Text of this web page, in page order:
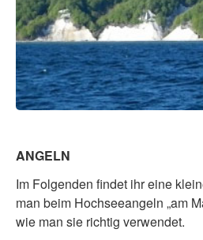
ANGELN
Im Folgenden findet ihr eine
man beim Hochseeangeln „am
wie man sie richtig verwendet.